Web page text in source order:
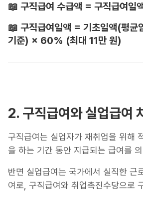
📖 구직급여 수급액 = 구직급여일
📖 구직급여일액 = 기초일액(평균
기준) × 60% (최대 11만 원)
2. 구직급여와 실업급여
구직급여는 실업자가 재취업을 위해
을 하는 기간 동안 지급되는 급여를
반면 실업급여는 국가에서 실직한 근
여로, 구직급여와 취업촉진수당으로